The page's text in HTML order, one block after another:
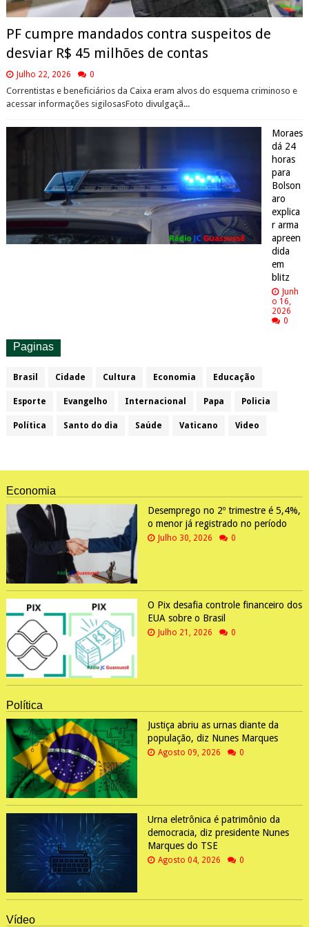
PF cumpre mandados contra suspeitos de
desviar R$ 45 milhões de contas
Julho 22, 2026 0
Correntistas e beneficiários da Caixa eram alvos do esquema criminoso e
acessar informações sigilosasFoto divulgaçã...
Moraes
dá 24
horas
para
Bolson
aro
explica
r arma
apreen
dida
em
blitz
Junh
o 16,
2026
0
Paginas
Brasil Cidade Cultura Economia Educação
Esporte Evangelho Internacional Papa Policia
Política Santo do dia Saúde Vaticano Video
Economia
Desemprego no 2º trimestre é 5,4%,
o menor já registrado no período
Julho 30, 2026 0
O Pix desafia controle financeiro dos
EUA sobre o Brasil
Julho 21, 2026 0
Política
Justiça abriu as urnas diante da
população, diz Nunes Marques
Agosto 09, 2026 0
Urna eletrônica é patrimônio da
democracia, diz presidente Nunes
Marques do TSE
Agosto 04, 2026 0
Vídeo